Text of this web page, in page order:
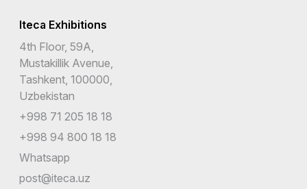
Iteca Exhibitions
4th Floor, 59A,
Mustakillik Avenue,
Tashkent, 100000,
Uzbekistan
+998 71 205 18 18
+998 94 800 18 18
Whatsapp
post@iteca.uz